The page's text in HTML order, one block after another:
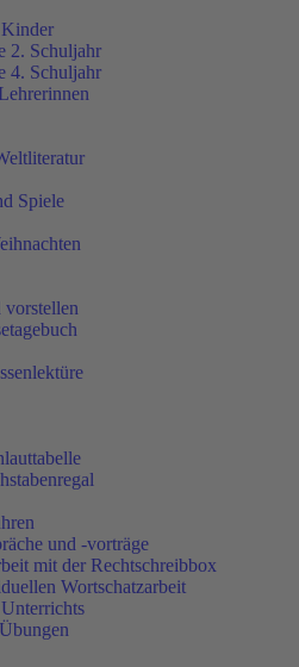
2. Schuljahr
4. Schuljahr
Spiele
vorstellen
und -vorträge
mit der Rechtschreibbox
Wortschatzarbeit